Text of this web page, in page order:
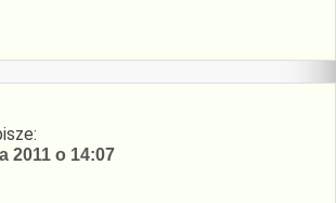
2011 o 14:07